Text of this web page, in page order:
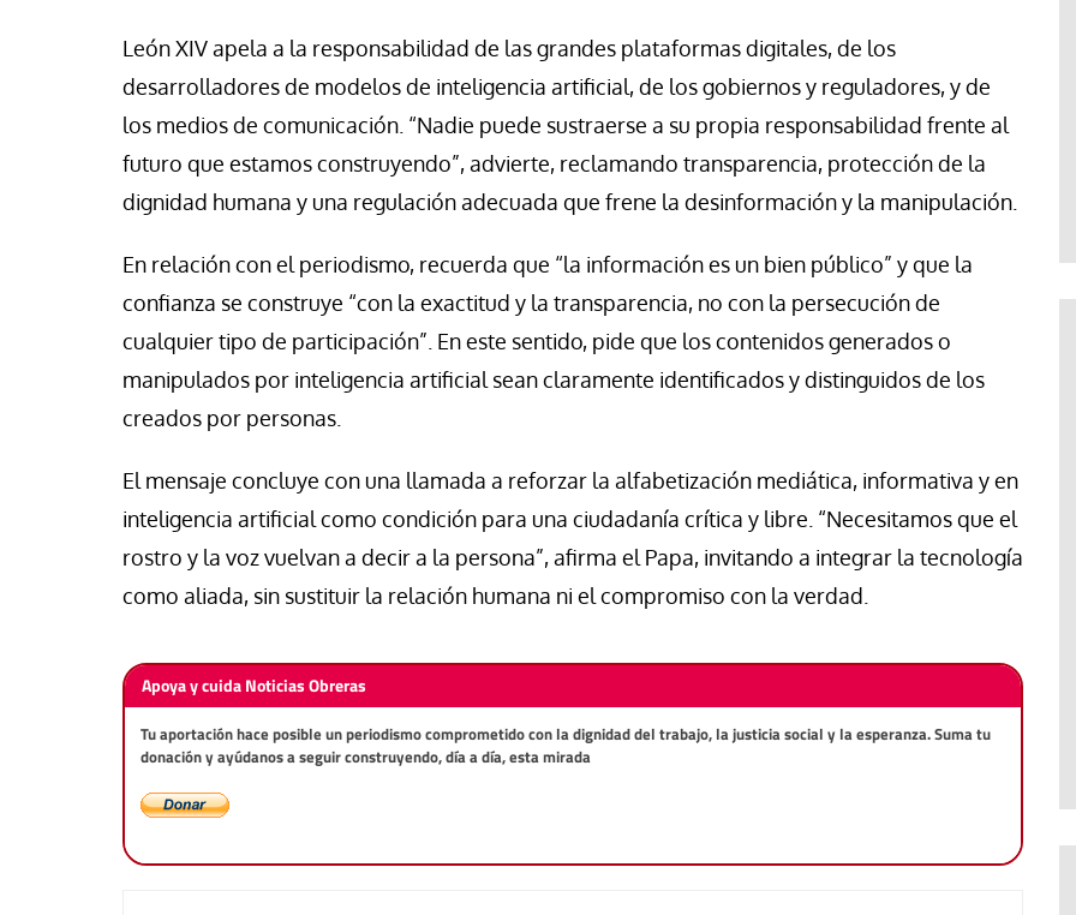
León XIV apela a la responsabilidad de las grandes plataformas digitales, de los
desarrolladores de modelos de inteligencia artificial, de los gobiernos y reguladores, y de
los medios de comunicación. “Nadie puede sustraerse a su propia responsabilidad frente al
futuro que estamos construyendo”, advierte, reclamando transparencia, protección de la
dignidad humana y una regulación adecuada que frene la desinformación y la manipulación.
En relación con el periodismo, recuerda que “la información es un bien público” y que la
confianza se construye “con la exactitud y la transparencia, no con la persecución de
cualquier tipo de participación”. En este sentido, pide que los contenidos generados o
manipulados por inteligencia artificial sean claramente identificados y distinguidos de los
creados por personas.
El mensaje concluye con una llamada a reforzar la alfabetización mediática, informativa y en
inteligencia artificial como condición para una ciudadanía crítica y libre. “Necesitamos que el
rostro y la voz vuelvan a decir a la persona”, afirma el Papa, invitando a integrar la tecnología
como aliada, sin sustituir la relación humana ni el compromiso con la verdad.
Apoya y cuida Noticias Obreras
Tu aportación hace posible un periodismo comprometido con la dignidad del trabajo, la justicia social y la esperanza. Suma tu
donación y ayúdanos a seguir construyendo, día a día, esta mirada